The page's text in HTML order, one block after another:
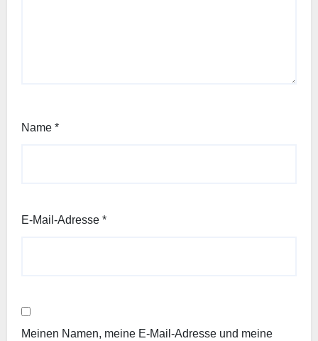
Name *
E-Mail-Adresse *
Meinen Namen, meine E-Mail-Adresse und meine